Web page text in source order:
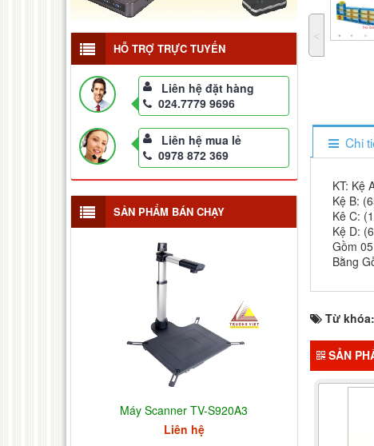
˂
Chi
KT: Kệ
Kệ B:
Kê C:
Kệ D:
Gồm
Bằng
Từ khóa:
SẢN
HỖ TRỢ TRỰC TUYẾN
Liên hệ đặt hàng
024.7779 9696
Liên hệ mua lẻ
0978 872 369
SẢN PHẨM BÁN CHẠY
Máy Scanner TV-S920A3
Liên hệ